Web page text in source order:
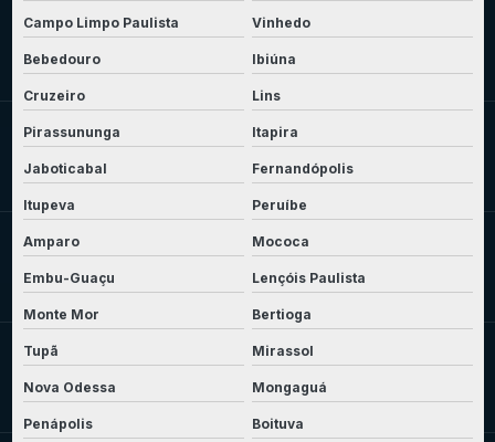
Campo Limpo Paulista Vinhedo
Bebedouro Ibiúna
Cruzeiro Lins
Pirassununga Itapira
Jaboticabal Fernandópolis
Itupeva Peruíbe
Amparo Mococa
Embu-Guaçu Lençóis Paulista
Monte Mor Bertioga
Tupã Mirassol
Nova Odessa Mongaguá
Penápolis Boituva